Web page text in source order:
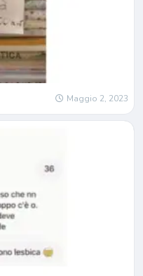
Maggio 2, 2023